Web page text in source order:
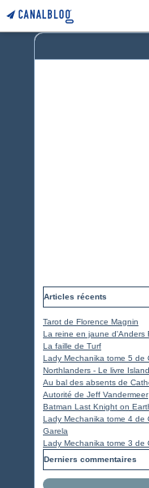
Articles récents
Tarot de Florence Magnin
La reine en jaune d'Anders
La faille de Turf
Lady Mechanika tome 5 de
Northlanders - Le livre
Au bal des absents de
Autorité de Jeff Vandermeer
Batman Last Knight on
Lady Mechanika tome 4 de
Garela
Lady Mechanika tome 3 de
Derniers commentaires